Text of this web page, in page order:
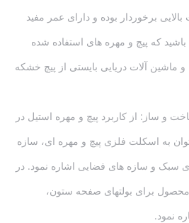
برخوردار بوده و دارای عمر مفید
که پیچ و مهره های استفاده شده
و ماشین آلات دریایی بایستی از پیچ خشکه
ساز: از کاربرد پیچ و مهره استیل در
به اسکلت فلزی پیچ و مهره ای، سازه
سبک و سازه های فضایی اشاره نمود. در
برای بولتهای صفحه ستون،
نمود.